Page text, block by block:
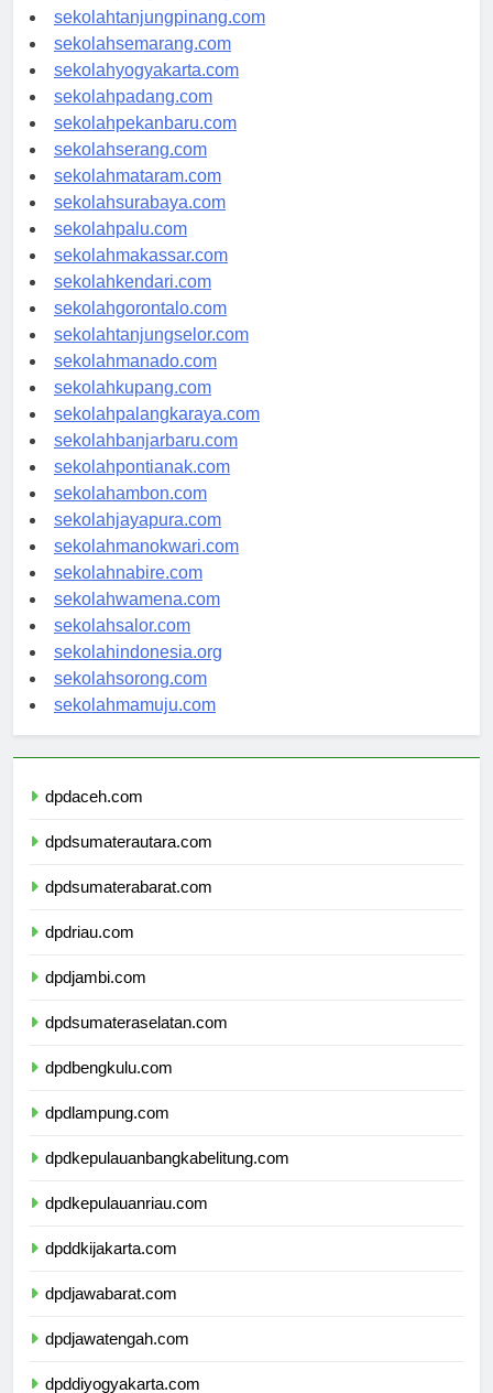
sekolahpangkalpinang.com
sekolahtanjungpinang.com
sekolahsemarang.com
sekolahyogyakarta.com
sekolahpadang.com
sekolahpekanbaru.com
sekolahserang.com
sekolahmataram.com
sekolahsurabaya.com
sekolahpalu.com
sekolahmakassar.com
sekolahkendari.com
sekolahgorontalo.com
sekolahtanjungselor.com
sekolahmanado.com
sekolahkupang.com
sekolahpalangkaraya.com
sekolahbanjarbaru.com
sekolahpontianak.com
sekolahambon.com
sekolahjayapura.com
sekolahmanokwari.com
sekolahnabire.com
sekolahwamena.com
sekolahsalor.com
sekolahindonesia.org
sekolahsorong.com